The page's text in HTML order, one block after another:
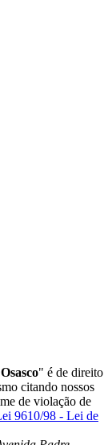
" é de direito
citando nossos
de violação de
9610/98 - Lei de